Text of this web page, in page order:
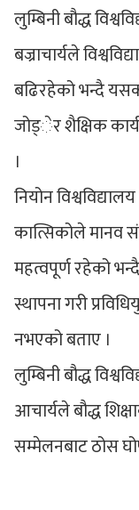
लुम्बिनी बौद्ध
बज्राचार्यले
बढिरहेको भन्दै
जोड्ेर शैक्षिक
।
नियोन
कात्सिकोले मानव
महत्वपूर्ण रहेको
स्थापना गरी
नभएको बताए ।
लुम्बिनी बौद्ध
आचार्यले बौद्ध
सम्मेलनबाट ठोस